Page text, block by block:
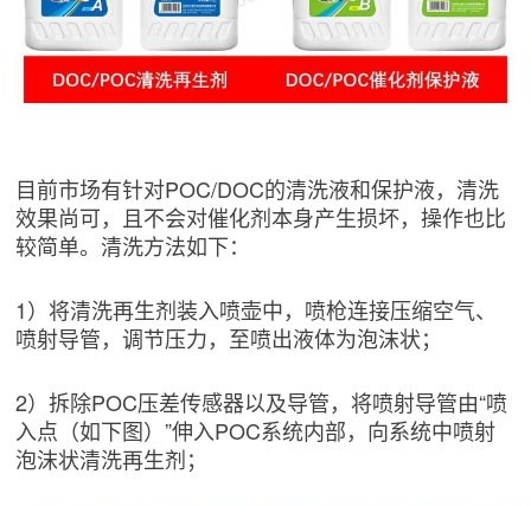
目前市场有针对POC/DOC的清洗液和保护液，清洗
效果尚可，且不会对催化剂本身产生损坏，操作也比
较简单。清洗方法如下：
1）将清洗再生剂装入喷壶中，喷枪连接压缩空气、
喷射导管，调节压力，至喷出液体为泡沫状；
2）拆除POC压差传感器以及导管，将喷射导管由“喷
入点（如下图）”伸入POC系统内部，向系统中喷射
泡沫状清洗再生剂；